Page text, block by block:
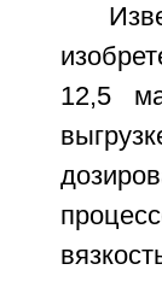
12,5